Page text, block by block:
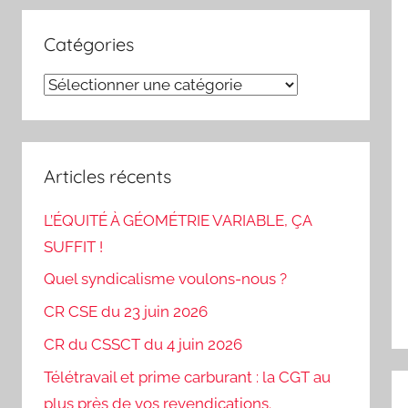
Catégories
Catégories
Articles récents
L’ÉQUITÉ À GÉOMÉTRIE VARIABLE, ÇA
SUFFIT !
Quel syndicalisme voulons-nous ?
CR CSE du 23 juin 2026
CR du CSSCT du 4 juin 2026
Télétravail et prime carburant : la CGT au
plus près de vos revendications.